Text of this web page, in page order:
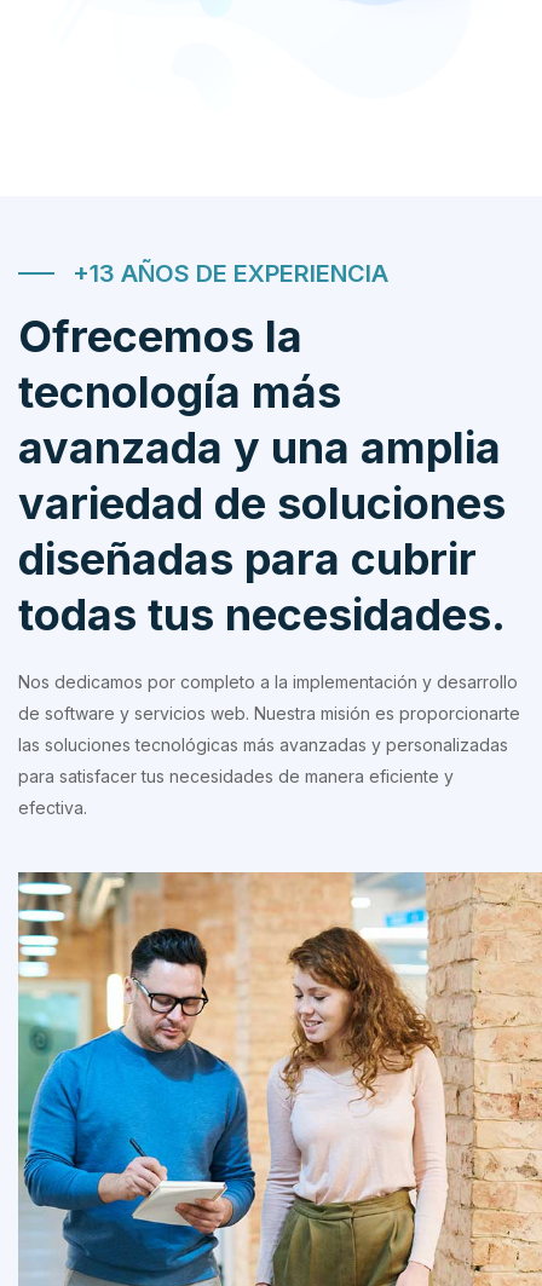
+13 AÑOS DE EXPERIENCIA
Ofrecemos la
tecnología más
avanzada y una amplia
variedad de soluciones
diseñadas para cubrir
todas tus necesidades.
Nos dedicamos por completo a la implementación y desarrollo
de software y servicios web. Nuestra misión es proporcionarte
las soluciones tecnológicas más avanzadas y personalizadas
para satisfacer tus necesidades de manera eficiente y
efectiva.